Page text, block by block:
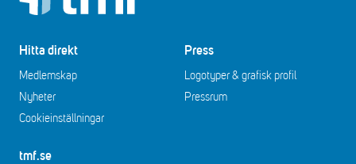
Hitta direkt
Medlemskap
Nyheter
Cookieinställningar
Press
Logotyper & grafisk profil
Pressrum
tmf.se